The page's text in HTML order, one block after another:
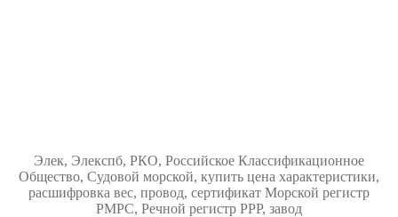
Элек, Элекспб, РКО, Российское Классификационное
Общество, Судовой морской, купить цена характеристики,
расшифровка вес, провод, сертификат Морской регистр
РМРС, Речной регистр РРР, завод